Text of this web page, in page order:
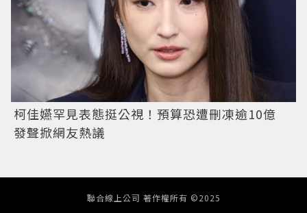
柯佳嬿罕見表態挺公視！預算恐遭刪凍逾10億
發聲掀網友熱議
聯合線上公司 著作權所有 ©2025